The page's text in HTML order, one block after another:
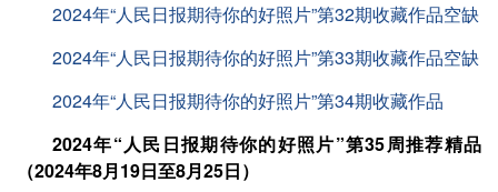
2024年“人民日报期待你的好照片”第32期收藏作品空缺
2024年“人民日报期待你的好照片”第33期收藏作品空缺
2024年“人民日报期待你的好照片”第34期收藏作品
2024年“人民日报期待你的好照片”第35周推荐精品
（2024年8月19日至8月25日）